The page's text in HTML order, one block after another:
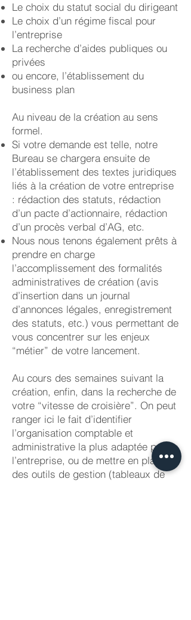
Le choix du statut social du dirigeant
Le choix d’un régime fiscal pour
l’entreprise
La recherche d’aides publiques ou
privées
ou encore, l’établissement du
business plan
Au niveau de la création au sens
formel.
Si votre demande est telle, notre
Bureau se chargera ensuite de
l’établissement des textes juridiques
liés à la création de votre entreprise
: rédaction des statuts, rédaction
d’un pacte d’actionnaire, rédaction
d’un procès verbal d’AG, etc.
Nous nous tenons également prêts à
prendre en charge
l’accomplissement des formalités
administratives de création (avis
d’insertion dans un journal
d’annonces légales, enregistrement
des statuts, etc.) vous permettant de
vous concentrer sur les enjeux
“métier” de votre lancement.
Au cours des semaines suivant la
création, enfin, dans la recherche de
votre “vitesse de croisière”. On peut
ranger ici le fait d’identifier
l’organisation comptable et
administrative la plus adaptée pour
l’entreprise, ou de mettre en place
des outils de gestion (tableaux de